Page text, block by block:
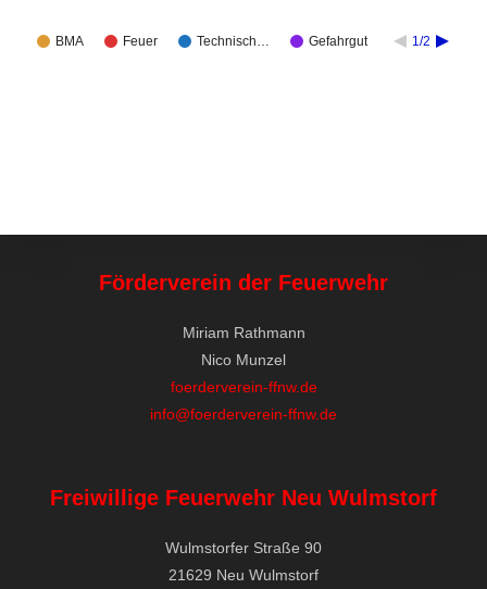
BMA Feuer Technisch… Gefahrgut 1/2
Förderverein der Feuerwehr
Miriam Rathmann
Nico Munzel
foerderverein-ffnw.de
info@foerderverein-ffnw.de
Freiwillige Feuerwehr Neu Wulmstorf
Wulmstorfer Straße 90
21629 Neu Wulmstorf